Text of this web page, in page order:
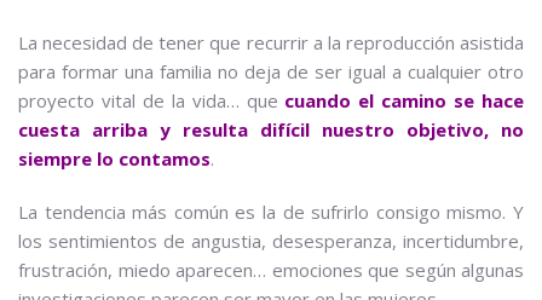
La necesidad de tener que recurrir a la reproducción asistida
para formar una familia no deja de ser igual a cualquier otro
proyecto vital de la vida… que cuando el camino se hace
cuesta arriba y resulta difícil nuestro objetivo, no
siempre lo contamos.
La tendencia más común es la de sufrirlo consigo mismo. Y
los sentimientos de angustia, desesperanza, incertidumbre,
frustración, miedo aparecen… emociones que según algunas